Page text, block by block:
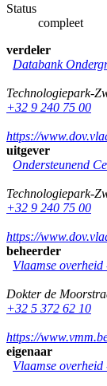
Status
compleet
verdeler
Databank
Technologiepark-
+32 9 240 75 00
https://
uitgever
Ondersteunend
Technologiepark-
+32 9 240 75 00
https://
beheerder
Vlaamse
Dokter de
+32 5 372 62 10
https://
eigenaar
Vlaamse